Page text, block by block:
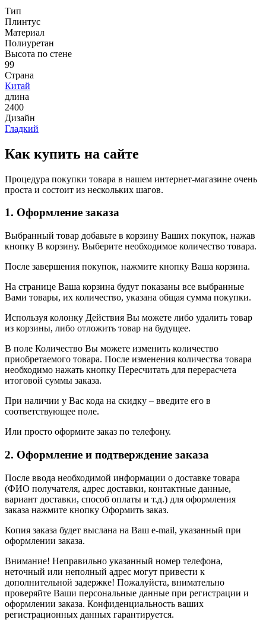
Тип
Плинтус
Материал
Полиуретан
Высота по стене
99
Страна
Китай
длина
2400
Дизайн
Гладкий
Как купить на сайте
Процедура покупки товара в нашем интернет-магазине очень
проста и состоит из нескольких шагов.
1. Оформление заказа
Выбранный товар добавьте в корзину Ваших покупок, нажав
кнопку В корзину. Выберите необходимое количество товара.
После завершения покупок, нажмите кнопку Ваша корзина.
На странице Ваша корзина будут показаны все выбранные
Вами товары, их количество, указана общая сумма покупки.
Используя колонку Действия Вы можете либо удалить товар
из корзины, либо отложить товар на будущее.
В поле Количество Вы можете изменить количество
приобретаемого товара. После изменения количества товара
необходимо нажать кнопку Пересчитать для перерасчета
итоговой суммы заказа.
При наличии у Вас кода на скидку – введите его в
соответствующее поле.
Или просто оформите заказ по телефону.
2. Оформление и подтверждение заказа
После ввода необходимой информации о доставке товара
(ФИО получателя, адрес доставки, контактные данные,
вариант доставки, способ оплаты и т.д.) для оформления
заказа нажмите кнопку Оформить заказ.
Копия заказа будет выслана на Ваш e-mail, указанный при
оформлении заказа.
Внимание! Неправильно указанный номер телефона,
неточный или неполный адрес могут привести к
дополнительной задержке! Пожалуйста, внимательно
проверяйте Ваши персональные данные при регистрации и
оформлении заказа. Конфиденциальность ваших
регистрационных данных гарантируется.